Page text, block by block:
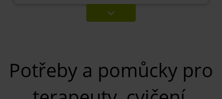
Potřeby a pomůcky pro